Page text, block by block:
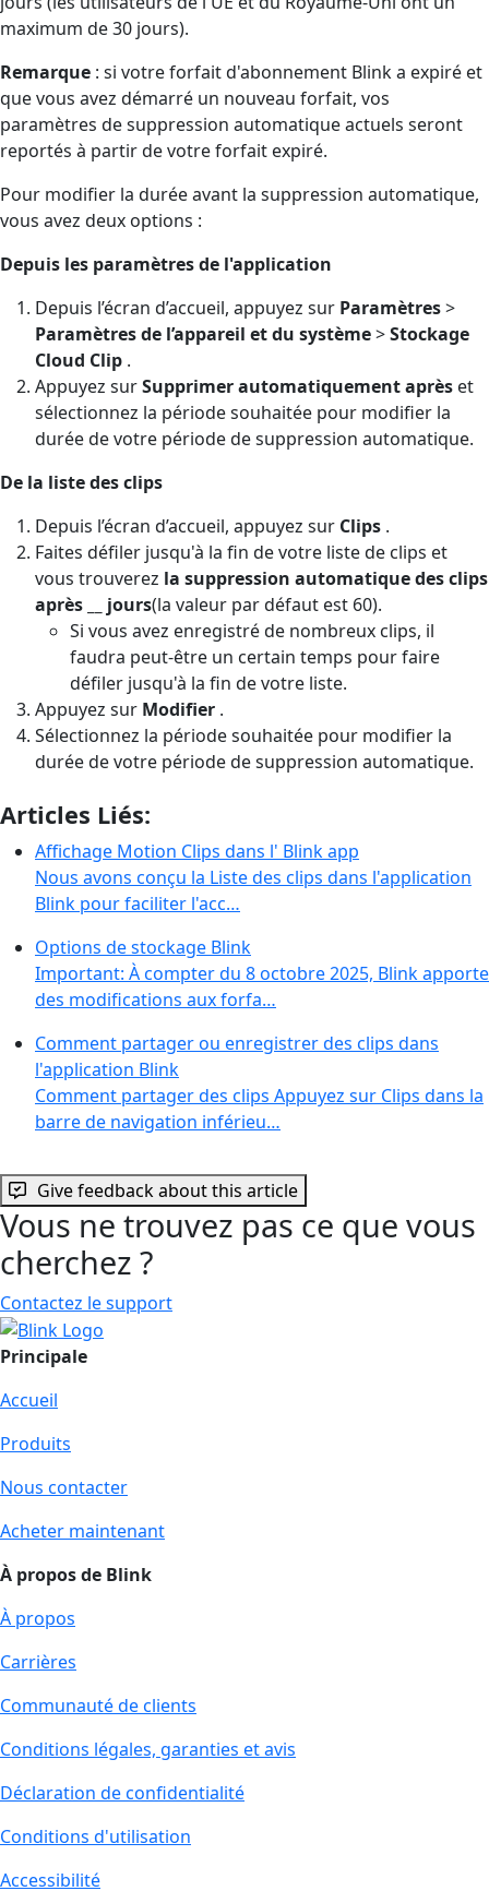
maximum de 30 jours).
Remarque : si votre forfait d'abonnement Blink a expiré et
que vous avez démarré un nouveau forfait, vos
paramètres de suppression automatique actuels seront
reportés à partir de votre forfait expiré.
Pour modifier la durée avant la suppression automatique,
vous avez deux options :
Depuis les paramètres de l'application
Depuis l’écran d’accueil, appuyez sur Paramètres>
Paramètres de l’appareil et du système>Stockage
Cloud Clip .
Appuyez surSupprimer automatiquement après et
sélectionnez la période souhaitée pour modifier la
durée de votre période de suppression automatique.
De la liste des clips
Depuis l’écran d’accueil, appuyez sur Clips .
Faites défiler jusqu'à la fin de votre liste de clips et
vous trouverez la suppression automatique des clips
après __ jours(la valeur par défaut est 60).
Si vous avez enregistré de nombreux clips, il
faudra peut-être un certain temps pour faire
défiler jusqu'à la fin de votre liste.
Appuyez sur Modifier .
Sélectionnez la période souhaitée pour modifier la
durée de votre période de suppression automatique.
Articles Liés:
Affichage Motion Clips dans l' Blink app
Nous avons conçu la Liste des clips dans l'application
Blink pour faciliter l'acc…
Options de stockage Blink
Important: À compter du 8 octobre 2025, Blink apporte
des modifications aux forfa…
Comment partager ou enregistrer des clips dans
l'application Blink
Comment partager des clips Appuyez sur Clips dans la
barre de navigation inférieu…
Give feedback about this article
Vous ne trouvez pas ce que vous
cherchez ?
Contactez le support
Principale
Accueil
Produits
Nous contacter
Acheter maintenant
À propos de Blink
À propos
Carrières
Communauté de clients
Conditions légales, garanties et avis
Déclaration de confidentialité
Conditions d'utilisation
Accessibilité